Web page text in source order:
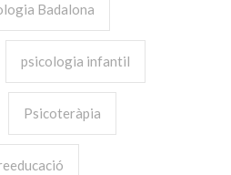
Badalona
psicologia infantil
Psicoteràpia